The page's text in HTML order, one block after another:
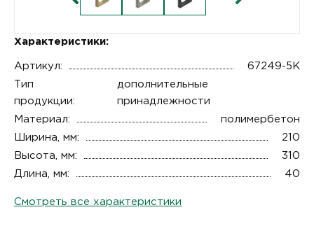
Характеристики:
Артикул:
67249-5К
Тип
продукции:
дополнительные
принадлежности
Материал:
полимербетон
Ширина, мм:
210
Высота, мм:
310
Длина, мм:
40
Смотреть все характеристики